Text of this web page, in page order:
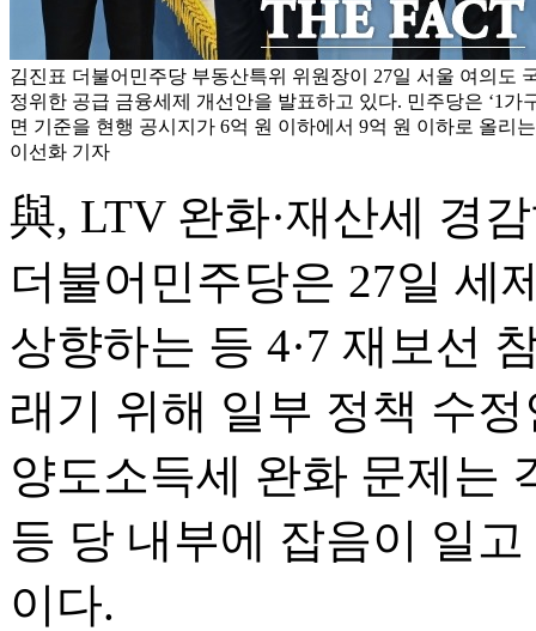
김진표 더불어민주당 부동산특위 위원장이 27일 서울 여의도
정위한 공급 금융세제 개선안을 발표하고 있다. 민주당은 ‘1가
면 기준을 현행 공시지가 6억 원 이하에서 9억 원 이하로 올리
이선화 기자
與, LTV 완화·재산세 경
더불어민주당은 27일 세
상향하는 등 4·7 재보선
래기 위해 일부 정책 수
양도소득세 완화 문제는
등 당 내부에 잡음이 일
이다.